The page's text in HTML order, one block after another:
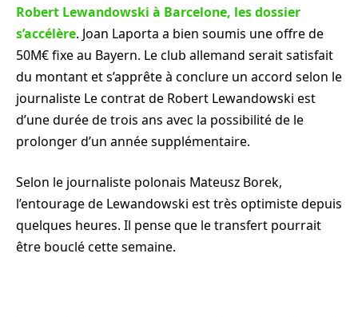
Robert Lewandowski à Barcelone, les dossier
s’accélère. Joan Laporta a bien soumis une offre de
50M€ fixe au Bayern. Le club allemand serait satisfait
du montant et s’apprête à conclure un accord selon le
journaliste Le contrat de Robert Lewandowski est
d’une durée de trois ans avec la possibilité de le
prolonger d’un année supplémentaire.
Selon le journaliste polonais Mateusz Borek,
l’entourage de Lewandowski est très optimiste depuis
quelques heures. Il pense que le transfert pourrait
être bouclé cette semaine.